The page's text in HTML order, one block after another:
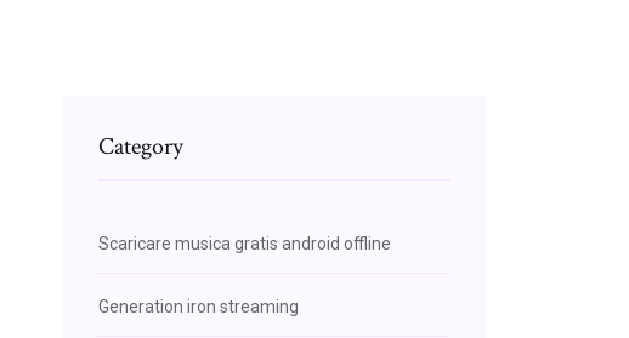
Category
Scaricare musica gratis android offline
Generation iron streaming